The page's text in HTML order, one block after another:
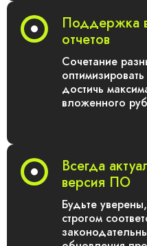
Поддержка
отчетов
Сочетание
достичь
вложенного
Всегда
версия ПО
Будьте
строгом